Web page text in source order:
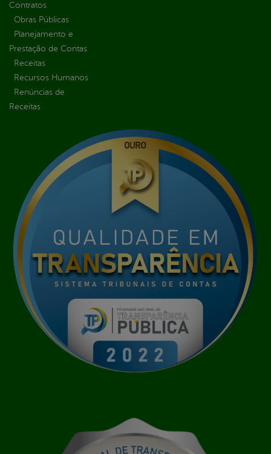
Contratos
Obras Públicas
Planejamento e
Prestação de Contas
Receitas
Recursos Humanos
Renúncias de
Receitas